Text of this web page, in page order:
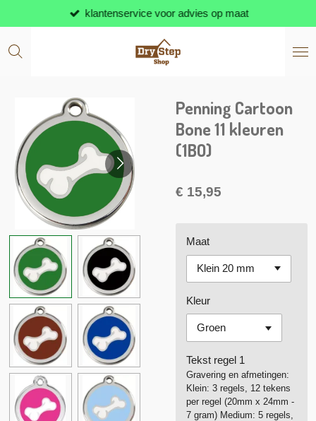
direct
naar
klantenservice voor advies op maat
Penning Cartoon
Bone 11 kleuren
(1BO)
€ 15,95
Maat
Kleur
Tekst regel 1
Gravering en afmetingen:
Klein: 3 regels, 12 tekens
per regel (20mm x 24mm -
7 gram) Medium: 5 regels,